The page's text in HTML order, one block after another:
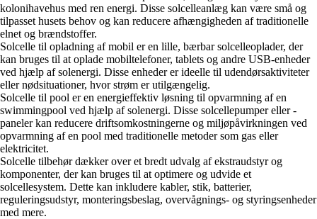
kolonihavehus med ren energi. Disse solcelleanlæg kan være små og
tilpasset husets behov og kan reducere afhængigheden af traditionelle
elnet og brændstoffer.
Solcelle til opladning af mobil er en lille, bærbar solcelleoplader, der
kan bruges til at oplade mobiltelefoner, tablets og andre USB-enheder
ved hjælp af solenergi. Disse enheder er ideelle til udendørsaktiviteter
eller nødsituationer, hvor strøm er utilgængelig.
Solcelle til pool er en energieffektiv løsning til opvarmning af en
swimmingpool ved hjælp af solenergi. Disse solcellepumper eller -
paneler kan reducere driftsomkostningerne og miljøpåvirkningen ved
opvarmning af en pool med traditionelle metoder som gas eller
elektricitet.
Solcelle tilbehør dækker over et bredt udvalg af ekstraudstyr og
komponenter, der kan bruges til at optimere og udvide et
solcellesystem. Dette kan inkludere kabler, stik, batterier,
reguleringsudstyr, monteringsbeslag, overvågnings- og styringsenheder
med mere.